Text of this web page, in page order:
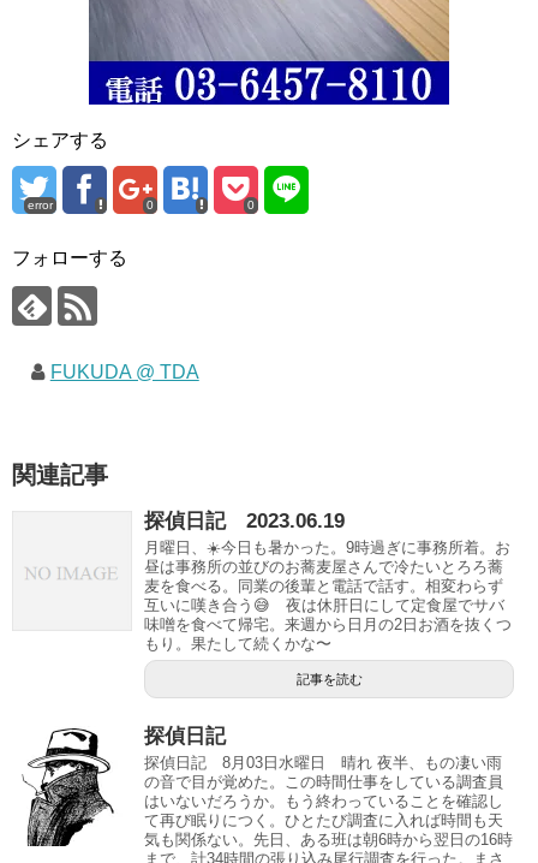
シェアする
error 0 0
フォローする
FUKUDA @ TDA
関連記事
探偵日記 2023.06.19
月曜日、☀️今日も暑かった。9時過ぎに事務所着。お
昼は事務所の並びのお蕎麦屋さんで冷たいとろろ蕎
麦を食べる。同業の後輩と電話で話す。相変わらず
互いに嘆き合う😅 夜は休肝日にして定食屋でサバ
味噌を食べて帰宅。来週から日月の2日お酒を抜くつ
もり。果たして続くかな〜
記事を読む
探偵日記
探偵日記 8月03日水曜日 晴れ 夜半、もの凄い雨
の音で目が覚めた。この時間仕事をしている調査員
はいないだろうか。もう終わっていることを確認し
て再び眠りにつく。ひとたび調査に入れば時間も天
気も関係ない。先日、ある班は朝6時から翌日の16時
まで、計34時間の張り込み尾行調査を行った。まさ